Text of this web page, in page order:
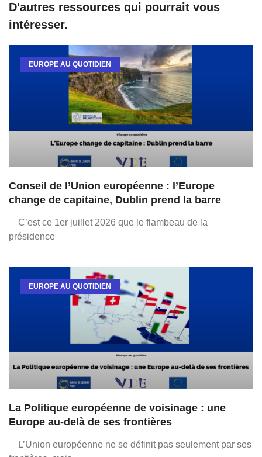
D'autres ressources qui pourrait vous
intéresser.
EUROPE AU QUOTIDIEN
Conseil de l’Union européenne : l’Europe
change de capitaine, Dublin prend la barre
C’est ce 1er juillet 2026 que le flambeau de la
présidence
EUROPE AU QUOTIDIEN
La Politique européenne de voisinage : une
Europe au-delà de ses frontières
L’Union européenne ne se définit pas seulement par ses